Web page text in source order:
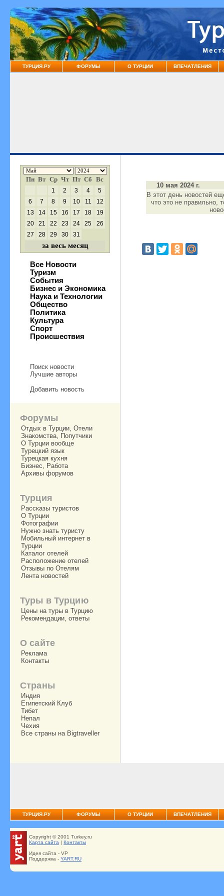
ТУРЦИЯ.РУ ФОРУМЫ О ТУРЦИИ ВПЕЧАТЛЕНИЯ
Пн Вт Ср Чт Пт Сб Вс
1 2 3 4
5
6
7 8 9 10 11
12
13
14 15 16 17 18
19
20
21 22 23 24 25
26
27
28 29 30 31
за весь месяц
Все Новости
Туризм
События
Бизнес и Экономика
Наука и Технологии
Общество
Политика
Культура
Спорт
Происшествия
Поиск новости
Лучшие авторы
Добавить новость
10 мая 2024 г.
В этот день новостей
что это не правильно,
Форумы
Отдых в Турции, Отели
Знакомства, Попутчики
О Турции вообще
Турецкий язык
Турецкая кухня
Бизнес, Работа
Архивы форумов
Турция
Рассказы туристов
О Турции
Фотографии
Нужно знать туристу
Мобильный интернет в
Турции
Каталог отелей
Расположение отелей
Отзывы по Отелям
Лента новостей
Туры в Турцию
Цены на туры в Турцию
Рекомендации, ответы
О сайте
Реклама
Контакты
Страны
Индия
Египетский Клуб
Тибет
Непал
Чехия
Все страны на Bigtraveller
ТУРЦИЯ.РУ ФОРУМЫ О ТУРЦИИ ВПЕЧАТЛЕНИЯ
Copyright © 2001 Turkey.ru
Карта сайта | Контакты
Идея сайта - VP
Поддержка - YART.RU